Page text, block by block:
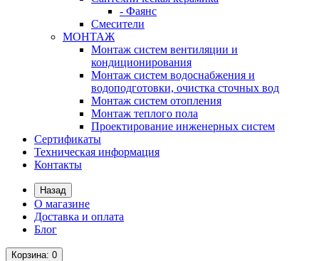
- Фаянс
Смесители
МОНТАЖ
Монтаж систем вентиляции и
кондиционирования
Монтаж систем водоснабжения и
водоподготовки, очистка сточных вод
Монтаж систем отопления
Монтаж теплого пола
Проектирование инженерных систем
Сертификаты
Техническая информация
Контакты
Назад
О магазине
Доставка и оплата
Блог
Корзина: 0